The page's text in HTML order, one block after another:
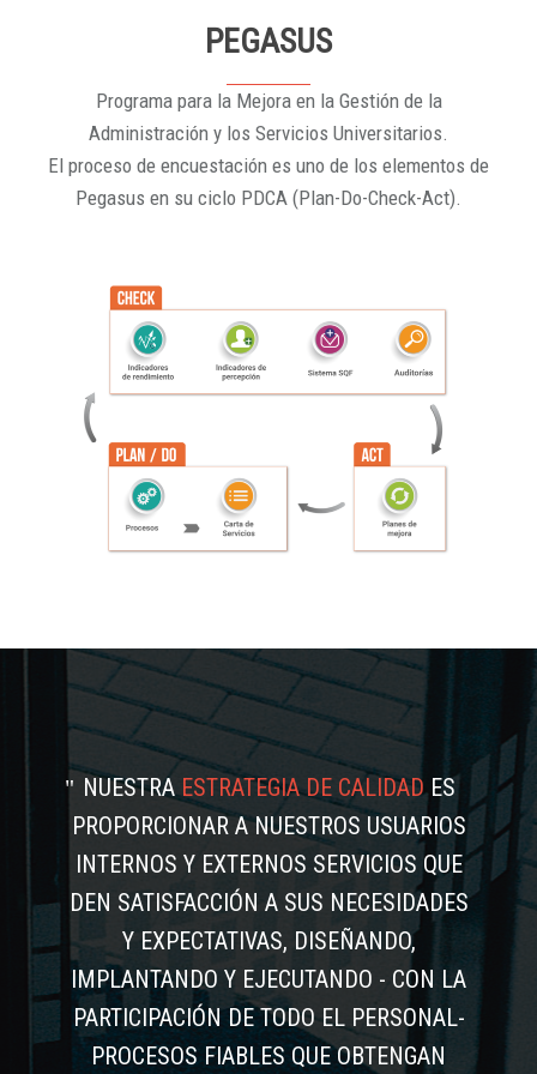
PEGASUS
Programa para la Mejora en la Gestión de la
Administración y los Servicios Universitarios.
El proceso de encuestación es uno de los elementos de
Pegasus en su ciclo PDCA (Plan-Do-Check-Act).
NUESTRAESTRATEGIA DE CALIDADES
PROPORCIONAR A NUESTROS USUARIOS
INTERNOS Y EXTERNOS SERVICIOS QUE
DEN SATISFACCIÓN A SUS NECESIDADES
Y EXPECTATIVAS, DISEÑANDO,
IMPLANTANDO Y EJECUTANDO - CON LA
PARTICIPACIÓN DE TODO EL PERSONAL-
PROCESOS FIABLES QUE OBTENGAN